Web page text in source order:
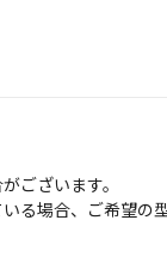
ございます。
る場合、ご希望の